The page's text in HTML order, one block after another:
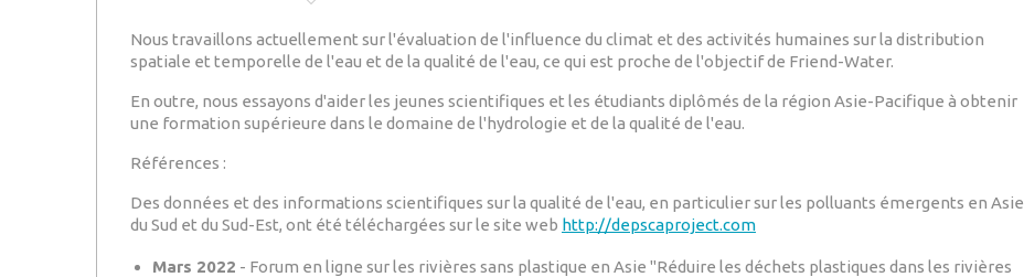
Nous travaillons actuellement sur l'évaluation de l'influence du climat et des activités humaines sur la distribution
spatiale et temporelle de l'eau et de la qualité de l'eau, ce qui est proche de l'objectif de Friend-Water.
En outre, nous essayons d'aider les jeunes scientifiques et les étudiants diplômés de la région Asie-Pacifique à obtenir
une formation supérieure dans le domaine de l'hydrologie et de la qualité de l'eau.
Références :
Des données et des informations scientifiques sur la qualité de l'eau, en particulier sur les polluants émergents en Asie
du Sud et du Sud-Est, ont été téléchargées sur le site web http://depscaproject.com
Mars 2022 - Forum en ligne sur les rivières sans plastique en Asie "Réduire les déchets plastiques dans les rivières